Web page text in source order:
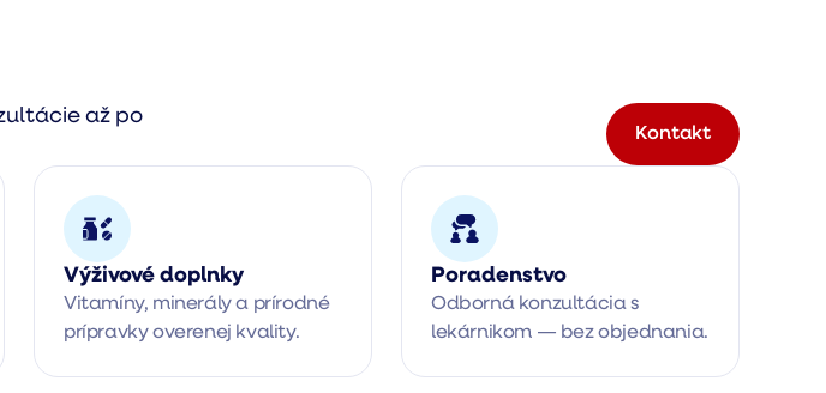
až po
Kontakt
Výživové doplnky
Vitamíny, minerály a prírodné
prípravky overenej kvality.
Poradenstvo
Odborná konzultácia s
lekárnikom — bez objednania.